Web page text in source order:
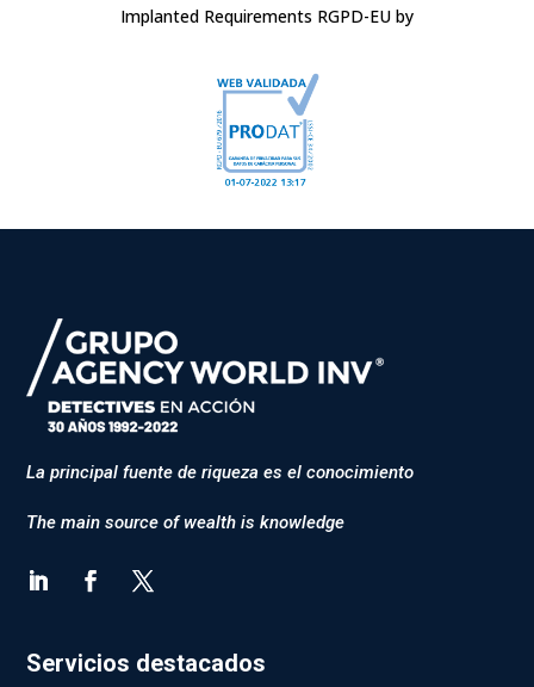
Implanted Requirements RGPD-EU by
La principal fuente de riqueza es el conocimiento
The main source of wealth is knowledge
Servicios destacados